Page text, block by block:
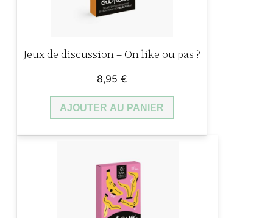
Jeux de discussion – On like ou pas ?
8,95 €
AJOUTER AU PANIER